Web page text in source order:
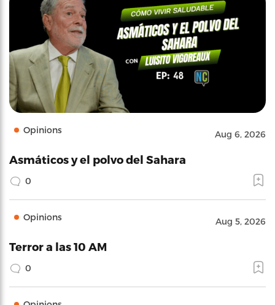
Opinions Aug 6, 2026
Asmáticos y el polvo del Sahara
0
Opinions Aug 5, 2026
Terror a las 10 AM
0